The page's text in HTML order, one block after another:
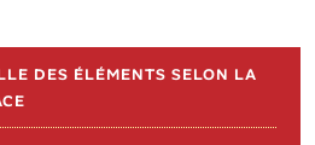
l'article
DES ÉLÉMENTS SELON LA